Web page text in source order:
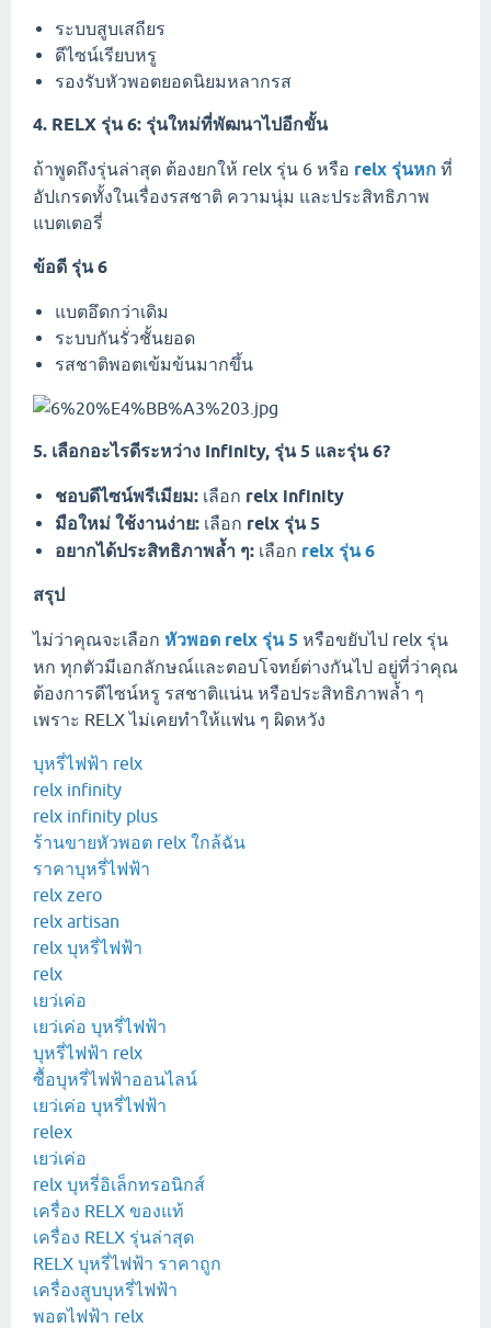
ระบบสูบเสถียร
ดีไซน์เรียบหรู
รองรับหัวพอตยอดนิยมหลากรส
4. RELX รุ่น 6: รุ่นใหม่ที่พัฒนาไปอีกขั้น
ถ้าพูดถึงรุ่นล่าสุด ต้องยกให้ relx รุ่น 6 หรือ relx รุ่นหก ที่
อัปเกรดทั้งในเรื่องรสชาติ ความนุ่ม และประสิทธิภาพ
แบตเตอรี่
ข้อดี รุ่น 6
แบตอึดกว่าเดิม
ระบบกันรั่วชั้นยอด
รสชาติพอตเข้มข้นมากขึ้น
5. เลือกอะไรดีระหว่าง Infinity, รุ่น 5 และรุ่น 6?
ชอบดีไซน์พรีเมียม: เลือก relx infinity
มือใหม่ ใช้งานง่าย: เลือก relx รุ่น 5
อยากได้ประสิทธิภาพล้ำ ๆ: เลือก relx รุ่น 6
สรุป
ไม่ว่าคุณจะเลือก หัวพอด relx รุ่น 5 หรือขยับไป relx รุ่น
หก ทุกตัวมีเอกลักษณ์และตอบโจทย์ต่างกันไป อยู่ที่ว่าคุณ
ต้องการดีไซน์หรู รสชาติแน่น หรือประสิทธิภาพล้ำ ๆ
เพราะ RELX ไม่เคยทำให้แฟน ๆ ผิดหวัง
บุหรี่ไฟฟ้า relx
relx infinity
relx infinity plus
ร้านขายหัวพอต relx ใกล้ฉัน
ราคาบุหรี่ไฟฟ้า
relx zero
relx artisan
relx บุหรี่ไฟฟ้า
relx
เยว่เค่อ
เยว่เค่อ บุหรี่ไฟฟ้า
บุหรี่ไฟฟ้า relx
ซื้อบุหรี่ไฟฟ้าออนไลน์
เยว่เค่อ บุหรี่ไฟฟ้า
relex
เยว่เค่อ
relx บุหรี่อิเล็กทรอนิกส์
เครื่อง RELX ของแท้
เครื่อง RELX รุ่นล่าสุด
RELX บุหรี่ไฟฟ้า ราคาถูก
เครื่องสูบบุหรี่ไฟฟ้า
พอตไฟฟ้า relx